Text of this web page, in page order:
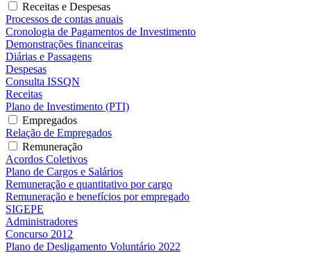
Receitas e Despesas
Processos de contas anuais
Cronologia de Pagamentos de Investimento
Demonstrações financeiras
Diárias e Passagens
Despesas
Consulta ISSQN
Receitas
Plano de Investimento (PTI)
Empregados
Relação de Empregados
Remuneração
Acordos Coletivos
Plano de Cargos e Salários
Remuneração e quantitativo por cargo
Remuneração e benefícios por empregado
SIGEPE
Administradores
Concurso 2012
Plano de Desligamento Voluntário 2022